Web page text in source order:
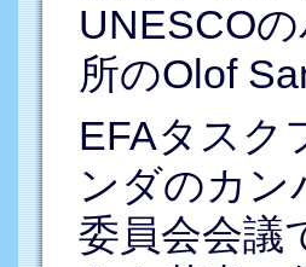
UNESCO
所のOlof
EFAタスク
ンダのカ
委員会会議